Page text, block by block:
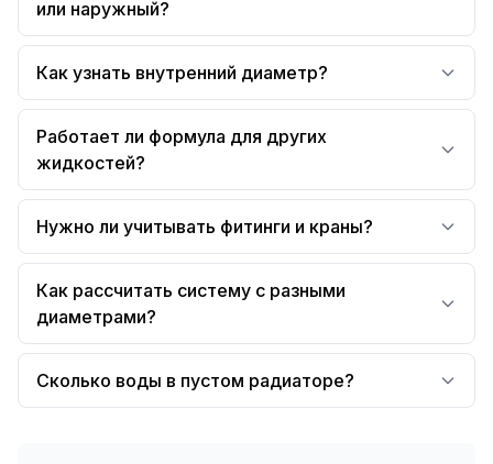
или наружный?
Как узнать внутренний диаметр?
Работает ли формула для других
жидкостей?
Нужно ли учитывать фитинги и краны?
Как рассчитать систему с разными
диаметрами?
Сколько воды в пустом радиаторе?